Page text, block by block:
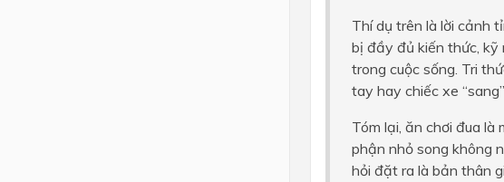
Thí dụ trên là lời cảnh
bị đầy đủ kiến thức, kỹ
trong cuộc sống. Tri
tay hay chiếc xe
Tóm lại, ăn chơi đua
phận nhỏ song không
hỏi đặt ra là bản thân